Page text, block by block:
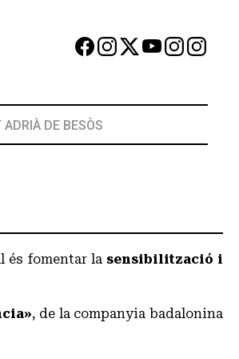
ADRIÀ DE BESÒS
és fomentar la sensibilització i
, de la companyia badalonina